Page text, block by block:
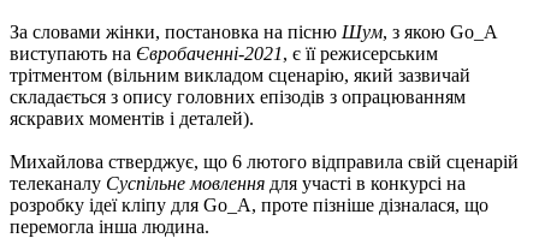
За словами жінки, постановка на пісню Шум, з якою Go_A
виступають на Євробаченні-2021, є її режисерським
трітментом (вільним викладом сценарію, який зазвичай
складається з опису головних епізодів з опрацюванням
яскравих моментів і деталей).
Михайлова стверджує, що 6 лютого відправила свій сценарій
телеканалу Суспільне мовлення для участі в конкурсі на
розробку ідеї кліпу для Go_A, проте пізніше дізналася, що
перемогла інша людина.